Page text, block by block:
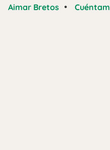
Aimar Bretos •